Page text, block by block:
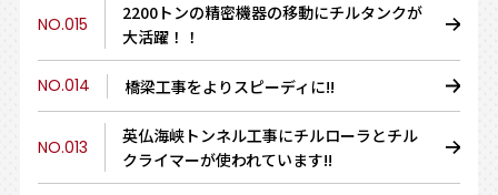
NO.015
2200トンの精密機器の移動にチルタンクが
大活躍！！
NO.014 橋梁工事をよりスピーディに!!
NO.013
英仏海峡トンネル工事にチルローラとチル
クライマーが使われています!!